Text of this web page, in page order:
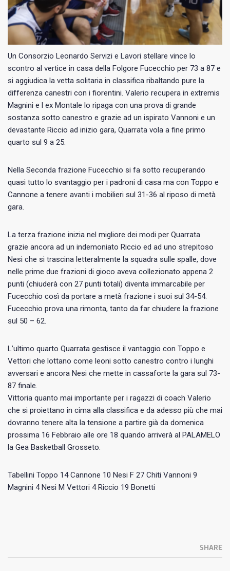
Un Consorzio Leonardo Servizi e Lavori stellare vince lo
scontro al vertice in casa della Folgore Fucecchio per 73 a 87 e
si aggiudica la vetta solitaria in classifica ribaltando pure la
differenza canestri con i fiorentini. Valerio recupera in extremis
Magnini e l ex Montale lo ripaga con una prova di grande
sostanza sotto canestro e grazie ad un ispirato Vannoni e un
devastante Riccio ad inizio gara, Quarrata vola a fine primo
quarto sul 9 a 25.
Nella Seconda frazione Fucecchio si fa sotto recuperando
quasi tutto lo svantaggio per i padroni di casa ma con Toppo e
Cannone a tenere avanti i mobilieri sul 31-36 al riposo di metà
gara.
La terza frazione inizia nel migliore dei modi per Quarrata
grazie ancora ad un indemoniato Riccio ed ad uno strepitoso
Nesi che si trascina letteralmente la squadra sulle spalle, dove
nelle prime due frazioni di gioco aveva collezionato appena 2
punti (chiuderà con 27 punti totali) diventa immarcabile per
Fucecchio così da portare a metà frazione i suoi sul 34-54.
Fucecchio prova una rimonta, tanto da far chiudere la frazione
sul 50 – 62.
L’ultimo quarto Quarrata gestisce il vantaggio con Toppo e
Vettori che lottano come leoni sotto canestro contro i lunghi
avversari e ancora Nesi che mette in cassaforte la gara sul 73-
87 finale.
Vittoria quanto mai importante per i ragazzi di coach Valerio
che si proiettano in cima alla classifica e da adesso più che mai
dovranno tenere alta la tensione a partire già da domenica
prossima 16 Febbraio alle ore 18 quando arriverà al PALAMELO
la Gea Basketball Grosseto.
Tabellini Toppo 14 Cannone 10 Nesi F 27 Chiti Vannoni 9
Magnini 4 Nesi M Vettori 4 Riccio 19 Bonetti
SHARE